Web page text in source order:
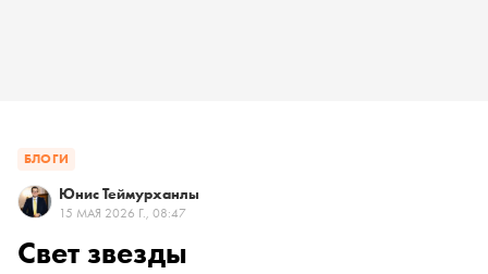
БЛОГИ
Юнис Теймурханлы
15 МАЯ 2026 Г., 08:47
Свет звезды